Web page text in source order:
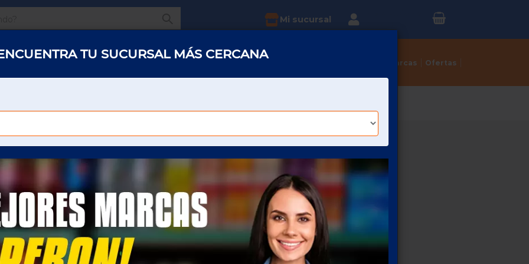
¿Qué estas buscando? Mi sucursal
Marcas Ofertas
LAVATRASTES LIQUIDO AXION
400 ML LIMON
Para poder ver el precio sera necesario que
inicie sesión
TU SUCURSAL MÁS CERCANA